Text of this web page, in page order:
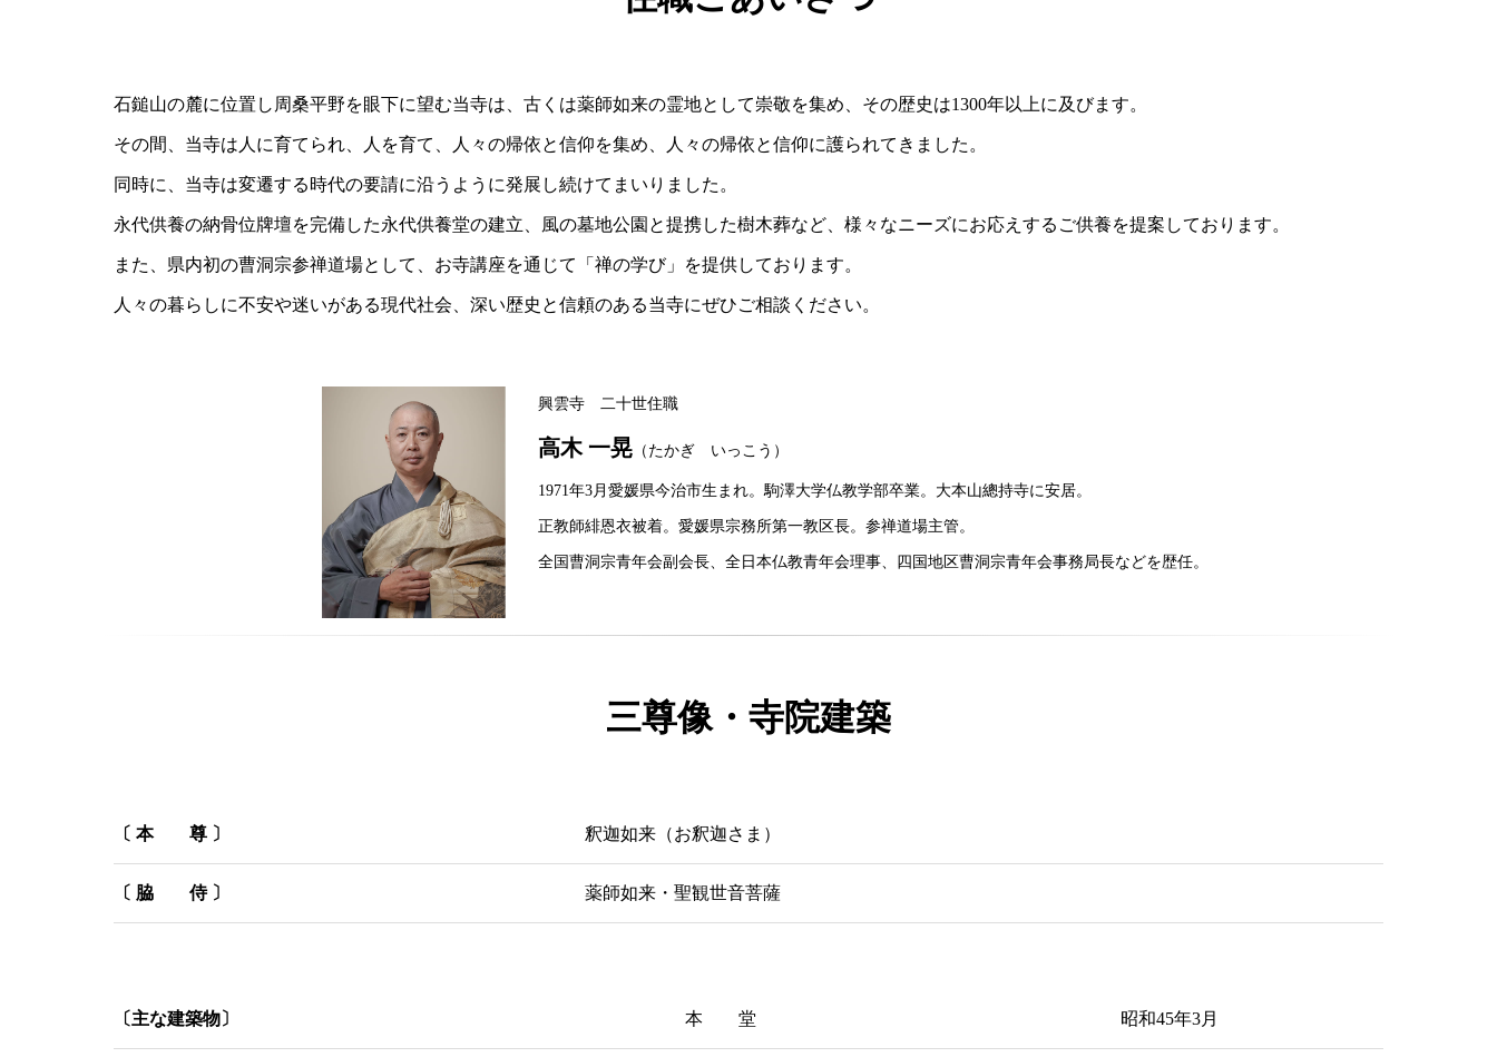
石鎚山の麓に位置し周桑平野を眼下に望む当寺は、古くは薬師如来の霊地として崇敬を集め、その歴史は1300年以上に及びます。
その間、当寺は人に育てられ、人を育て、人々の帰依と信仰を集め、人々の帰依と信仰に護られてきました。
同時に、当寺は変遷する時代の要請に沿うように発展し続けてまいりました。
永代供養の納骨位牌壇を完備した永代供養堂の建立、風の墓地公園と提携した樹木葬など、様々なニーズにお応えするご供養を提案しております。
また、県内初の曹洞宗参禅道場として、お寺講座を通じて「禅の学び」を提供しております。
人々の暮らしに不安や迷いがある現代社会、深い歴史と信頼のある当寺にぜひご相談ください。
興雲寺 二十世住職
高木 一晃（たかぎ いっこう）
1971年3月愛媛県今治市生まれ。駒澤大学仏教学部卒業。大本山總持寺に安居。
正教師緋恩衣被着。愛媛県宗務所第一教区長。参禅道場主管。
全国曹洞宗青年会副会長、全日本仏教青年会理事、四国地区曹洞宗青年会事務局長などを歴任。
三尊像・寺院建築
〔 本 尊 〕 釈迦如来（お釈迦さま）
〔 脇 侍 〕 薬師如来・聖観世音菩薩
〔主な建築物〕 本 堂 昭和45年3月